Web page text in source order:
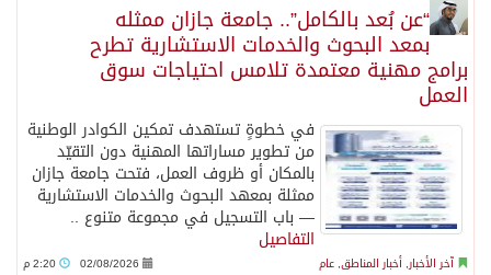
“عن بُعد بالكامل”.. جامعة جازان ممثله
بمعد البحوث والخدمات الاستشارية تطرح
برامج مهنية معتمدة تلامس احتياجات سوق
العمل
في خطوةٍ تستهدف تمكين الكوادر الوطنية
من تطوير مساراتها المهنية دون التقيّد
بالمكان أو ظروف العمل، فتحت جامعة جازان
ممثلة بمعهد البحوث والخدمات الاستشارية
— باب التسجيل في مجموعة متنوع ..
التفاصيل
آخر الأخبار, أخبار المناطق, عام 02/08/2026